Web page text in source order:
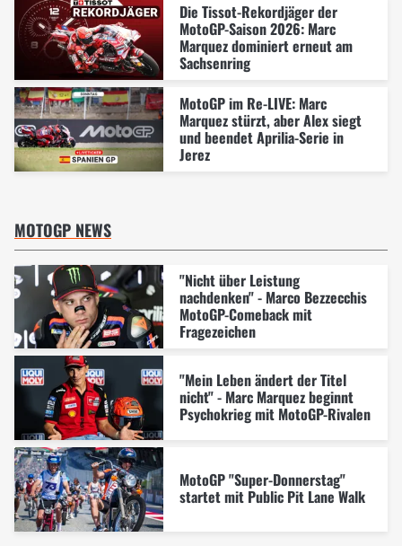
Die Tissot-Rekordjäger der
MotoGP-Saison 2026: Marc
Marquez dominiert erneut am
Sachsenring
MotoGP im Re-LIVE: Marc
Marquez stürzt, aber Alex siegt
und beendet Aprilia-Serie in
Jerez
MOTOGP NEWS
"Nicht über Leistung
nachdenken" - Marco Bezzecchis
MotoGP-Comeback mit
Fragezeichen
"Mein Leben ändert der Titel
nicht" - Marc Marquez beginnt
Psychokrieg mit MotoGP-Rivalen
MotoGP "Super-Donnerstag"
startet mit Public Pit Lane Walk